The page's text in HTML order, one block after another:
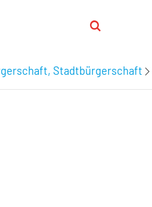
Stadtbürgerschaft